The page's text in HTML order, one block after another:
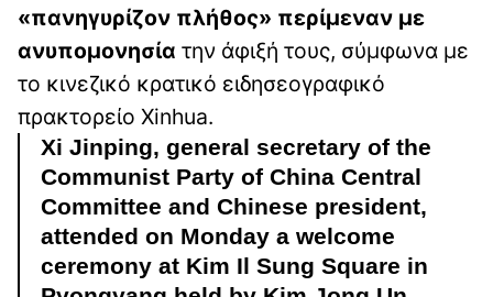
«πανηγυρίζον πλήθος» περίμεναν με
ανυπομονησία την άφιξή τους, σύμφωνα με
το κινεζικό κρατικό ειδησεογραφικό
πρακτορείο Xinhua.
Xi Jinping, general secretary of the
Communist Party of China Central
Committee and Chinese president,
attended on Monday a welcome
ceremony at Kim Il Sung Square in